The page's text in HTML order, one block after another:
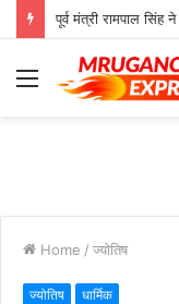
पूर्व मंत्री रामपाल सिंह
Menu
Home / ज्योतिष
ज्योतिष धार्मिक